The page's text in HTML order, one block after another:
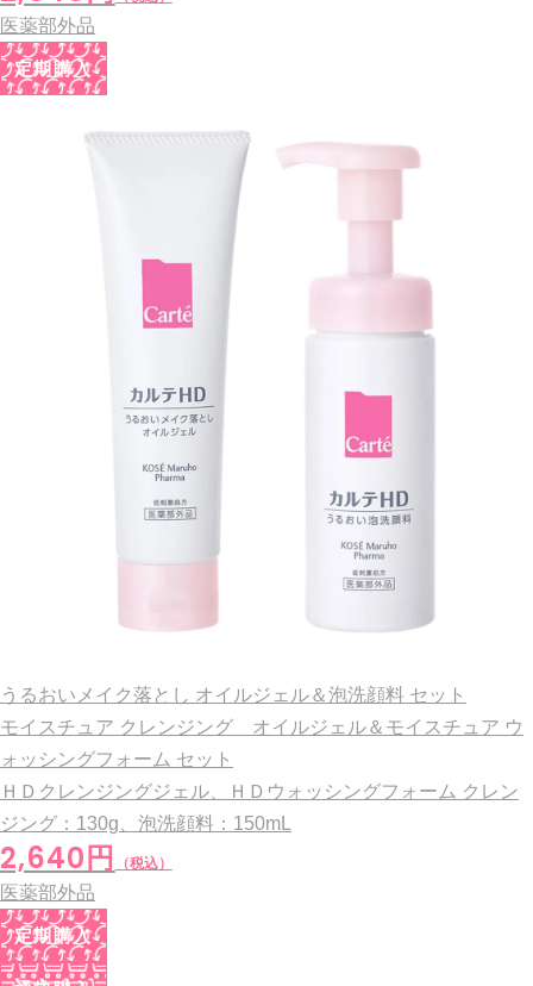
医薬部外品
定期購入
うるおいメイク落とし オイルジェル＆泡洗顔料 セット
モイスチュア クレンジング オイルジェル＆モイスチュア ウ
ォッシングフォーム セット
ＨＤクレンジングジェル、ＨＤウォッシングフォーム クレン
ジング：130g、泡洗顔料：150mL
2,640円 （税込）
医薬部外品
定期購入